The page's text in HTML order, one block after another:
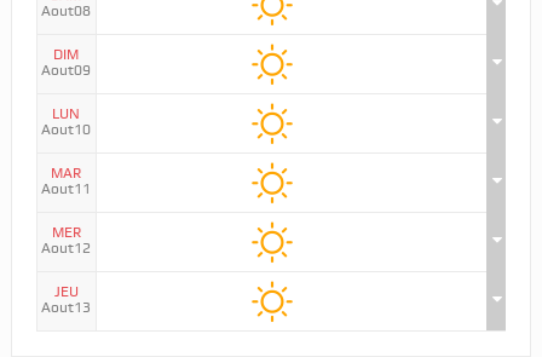
Aout08
DIM
Aout09
LUN
Aout10
MAR
Aout11
MER
Aout12
JEU
Aout13